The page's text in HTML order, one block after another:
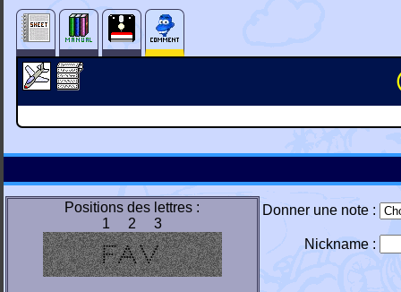
Positions des lettres :
1 2 3
Donner une note :
Nickname :